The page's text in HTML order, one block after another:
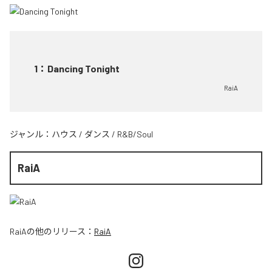
1 ： Dancing Tonight
RaiA
ジャンル： ハウス / ダンス / R&B/Soul
RaiA
RaiAの他のリリース： RaiA